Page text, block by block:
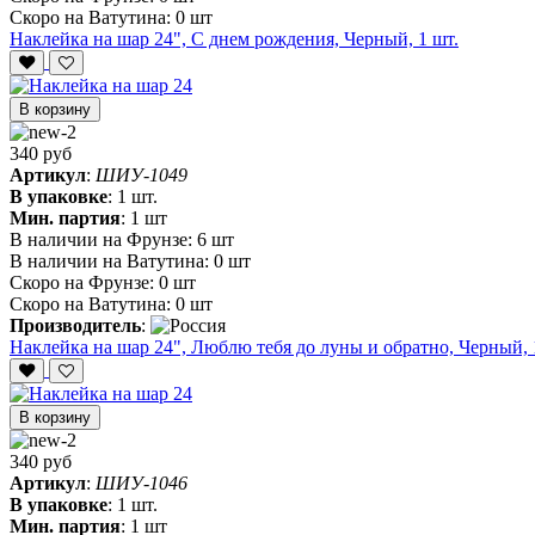
Скоро на Ватутина: 0 шт
Наклейка на шар 24", С днем рождения, Черный, 1 шт.
В корзину
340 руб
Артикул: ШИУ-1049
В упаковке: 1 шт.
Мин. партия: 1 шт
В наличии на Фрунзе: 6 шт
В наличии на Ватутина: 0 шт
Скоро на Фрунзе: 0 шт
Скоро на Ватутина: 0 шт
Производитель:
Наклейка на шар 24", Люблю тебя до луны и обратно, Черный,
В корзину
340 руб
Артикул: ШИУ-1046
В упаковке: 1 шт.
Мин. партия: 1 шт